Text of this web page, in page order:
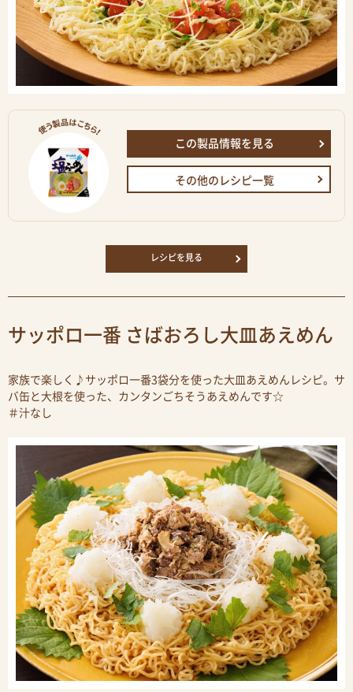
この製品情報を見る
その他のレシピ一覧
レシピを見る
サッポロ一番 さばおろし大皿あえめん
家族で楽しく♪サッポロ一番3袋分を使った大皿あえめんレシピ。サ
バ缶と大根を使った、カンタンごちそうあえめんです☆
＃汁なし